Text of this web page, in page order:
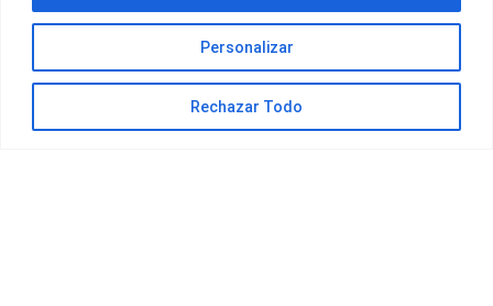
Personalizar
Rechazar Todo